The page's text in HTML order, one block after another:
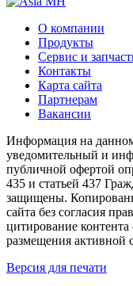
О компании
Продукты
Сервис и
Контакты
Карта сайта
Партнерам
Вакансии
Информация на
уведомительный и
публичной офертой
435 и статьей 437
защищены.
сайта без согласия
цитирование
размещения активной
Версия для печати